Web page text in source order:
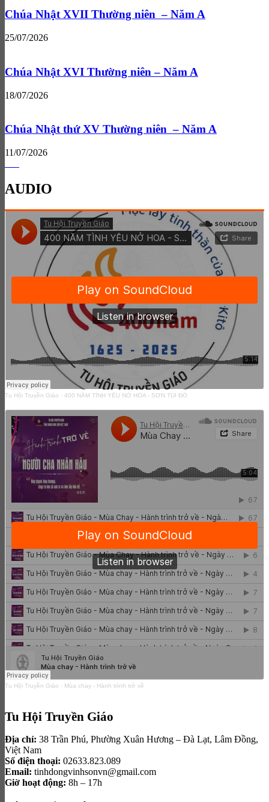
Chúa Nhật XVII Thường niên – Năm A
25/07/2026
Chúa Nhật XVI Thường niên – Năm A
18/07/2026
Chúa Nhật thứ XV Thường niên – Năm A
11/07/2026
AUDIO
Tu Hội Truyền Giáo · 400 NĂM TÌNH YÊU NỞ HOA - SƠN TÚI ĐỎ
Tu Hội Truyền Giáo · Mùa chay - Hành trình trở về
Tu Hội Truyền Giáo
Địa chỉ: 38 Trần Phú, Phường Xuân Hương – Đà Lạt, Lâm Đồng,
Việt Nam
Số điện thoại: 02633.823.089
Email: tinhdongvinhsonvn@gmail.com
Giờ hoạt động: 8h – 17h